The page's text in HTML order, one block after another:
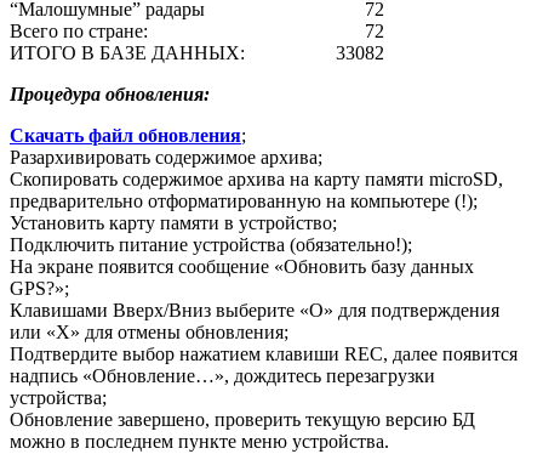
“Малошумные” радары
72
Всего по стране:
72
ИТОГО В БАЗЕ ДАННЫХ:
33082
Процедура обновления:
Скачать файл обновления;
Разархивировать содержимое архива;
Скопировать содержимое архива на карту памяти microSD,
предварительно отформатированную на компьютере (!);
Установить карту памяти в устройство;
Подключить питание устройства (обязательно!);
На экране появится сообщение «Обновить базу данных
GPS?»;
Клавишами Вверх/Вниз выберите «О» для подтверждения
или «Х» для отмены обновления;
Подтвердите выбор нажатием клавиши REC, далее появится
надпись «Обновление…», дождитесь перезагрузки
устройства;
Обновление завершено, проверить текущую версию БД
можно в последнем пункте меню устройства.